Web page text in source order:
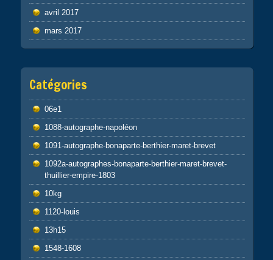
avril 2017
mars 2017
Catégories
06e1
1088-autographe-napoléon
1091-autographe-bonaparte-berthier-maret-brevet
1092a-autographes-bonaparte-berthier-maret-brevet-
thuillier-empire-1803
10kg
1120-louis
13h15
1548-1608